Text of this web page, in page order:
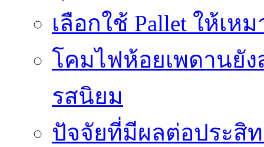
เลือกใช้ Pallet ให้เ
โคมไฟห้อยเพดานยั
รสนิยม
ปัจจัยที่มีผลต่อประสิ